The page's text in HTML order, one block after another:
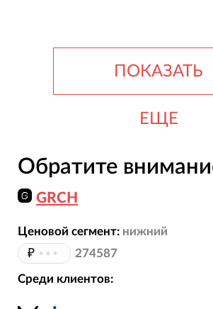
ПОКАЗАТЬ
ЕЩЕ
Обратите
GRCH
Ценовой сегмент: нижний
₽ ••• 274587
Среди клиентов: